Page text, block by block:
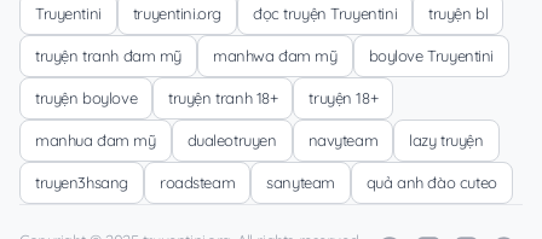
Truyentini truyentini.org đọc truyện Truyentini truyện bl
truyện tranh đam mỹ manhwa đam mỹ boylove Truyentini
truyện boylove truyện tranh 18+ truyện 18+
manhua đam mỹ dualeotruyen navyteam lazy truyện
truyen3hsang roadsteam sanyteam quả anh đào cuteo